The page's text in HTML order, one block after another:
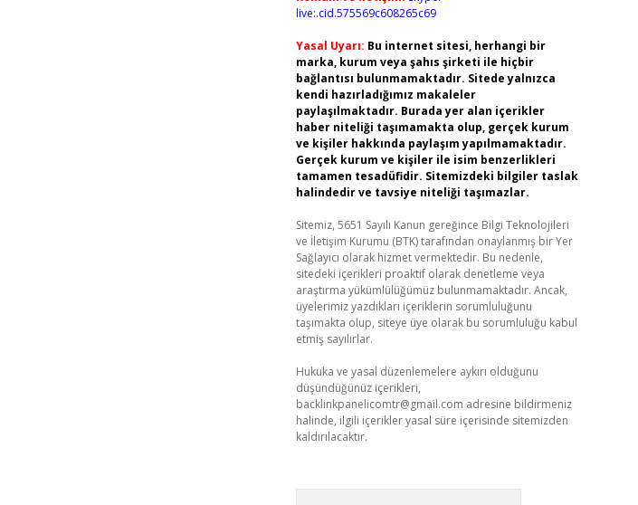
live:.cid.575569c608265c69
Yasal Uyarı: Bu internet sitesi, herhangi bir
marka, kurum veya şahıs şirketi ile hiçbir
bağlantısı bulunmamaktadır. Sitede yalnızca
kendi hazırladığımız makaleler
paylaşılmaktadır. Burada yer alan içerikler
haber niteliği taşımamakta olup, gerçek kurum
ve kişiler hakkında paylaşım yapılmamaktadır.
Gerçek kurum ve kişiler ile isim benzerlikleri
tamamen tesadüfidir. Sitemizdeki bilgiler taslak
halindedir ve tavsiye niteliği taşımazlar.
Sitemiz, 5651 Sayılı Kanun gereğince Bilgi Teknolojileri
ve İletişim Kurumu (BTK) tarafından onaylanmış bir Yer
Sağlayıcı olarak hizmet vermektedir. Bu nedenle,
sitedeki içerikleri proaktif olarak denetleme veya
araştırma yükümlülüğümüz bulunmamaktadır. Ancak,
üyelerimiz yazdıkları içeriklerin sorumluluğunu
taşımakta olup, siteye üye olarak bu sorumluluğu kabul
etmiş sayılırlar.
Hukuka ve yasal düzenlemelere aykırı olduğunu
düşündüğünüz içerikleri,
backlinkpanelicomtr@gmail.com adresine bildirmeniz
halinde, ilgili içerikler yasal süre içerisinde sitemizden
kaldırılacaktır.